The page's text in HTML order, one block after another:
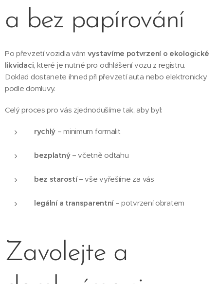
a bez papírování
Po převzetí vozidla vám vystavíme potvrzení o ekologické
likvidaci, které je nutné pro odhlášení vozu z registru.
Doklad dostanete ihned při převzetí auta nebo elektronicky
podle domluvy.
Celý proces pro vás zjednodušíme tak, aby byl:
rychlý – minimum formalit
bezplatný– včetně odtahu
bez starostí– vše vyřešíme za vás
legální a transparentní– potvrzení obratem
Zavolejte a